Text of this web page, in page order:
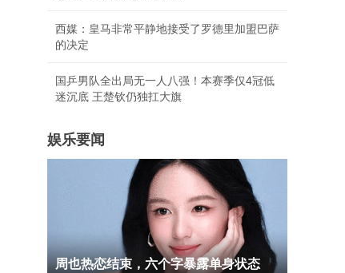
西媒：皇马非常平静地接受了罗德里加盟巴萨
的决定
国乒男队全出局无一人八强！本赛季仅4冠低
迷沉底 王楚钦仍独扛大旗
娱乐要闻
周也热恋结束，六个字暴露单身状态